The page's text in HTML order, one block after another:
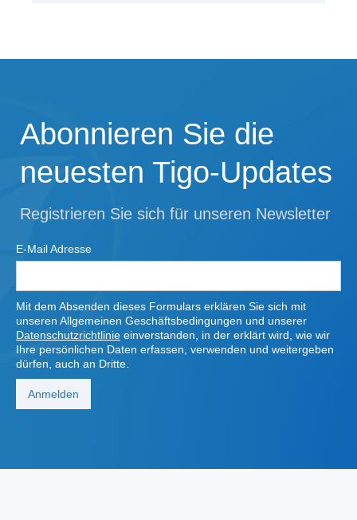
Abonnieren Sie die
neuesten Tigo-Updates
Registrieren Sie sich für unseren Newsletter
E-Mail Adresse
Mit dem Absenden dieses Formulars erklären Sie sich mit
unseren Allgemeinen Geschäftsbedingungen und unserer
Datenschutzrichtlinie einverstanden, in der erklärt wird, wie wir
Ihre persönlichen Daten erfassen, verwenden und weitergeben
dürfen, auch an Dritte.